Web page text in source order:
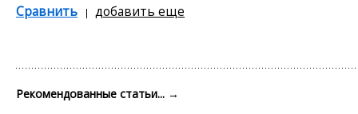
Сравнить добавить еще
Рекомендованные статьи... →